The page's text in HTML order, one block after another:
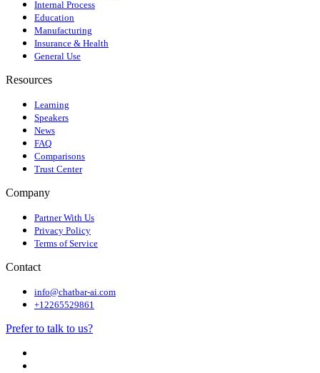
Internal Process
Education
Manufacturing
Insurance & Health
General Use
Resources
Learning
Speakers
News
FAQ
Comparisons
Trust Center
Company
Partner With Us
Privacy Policy
Terms of Service
Contact
info@chatbar-ai.com
+12265529861
Prefer to talk to us?